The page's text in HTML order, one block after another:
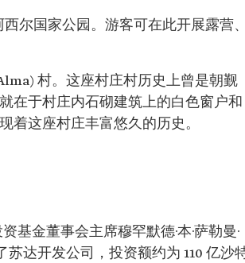
尔国家公园。游客可在此开展露营
村。这座村庄村历史上曾是朝觐
在于村庄内石砌建筑上的白色窗户和
着这座村庄丰富悠久的历史。
基金董事会主席穆罕默德·本·萨勒曼·
苏达开发公司，投资额约为 110 亿沙